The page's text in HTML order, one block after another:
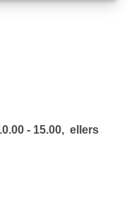
- 15.00, ellers